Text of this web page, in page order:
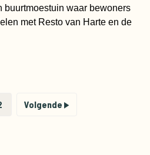
buurtmoestuin waar bewoners
met Resto van Harte en de
Volgende